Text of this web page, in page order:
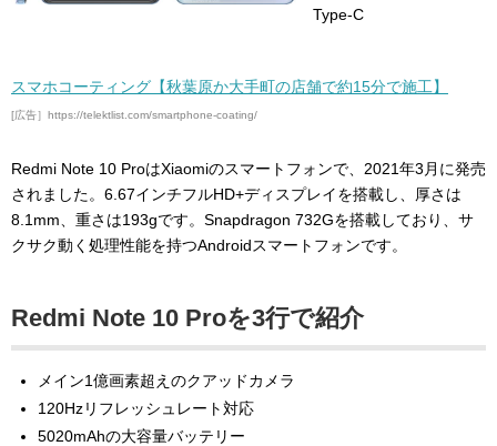
Type-C
スマホコーティング【秋葉原か大手町の店舗で約15分で施工】
[広告］https://telektlist.com/smartphone-coating/
Redmi Note 10 ProはXiaomiのスマートフォンで、2021年3月に発売
されました。6.67インチフルHD+ディスプレイを搭載し、厚さは
8.1mm、重さは193gです。Snapdragon 732Gを搭載しており、サ
クサク動く処理性能を持つAndroidスマートフォンです。
Redmi Note 10 Proを3行で紹介
メイン1億画素超えのクアッドカメラ
120Hzリフレッシュレート対応
5020mAhの大容量バッテリー